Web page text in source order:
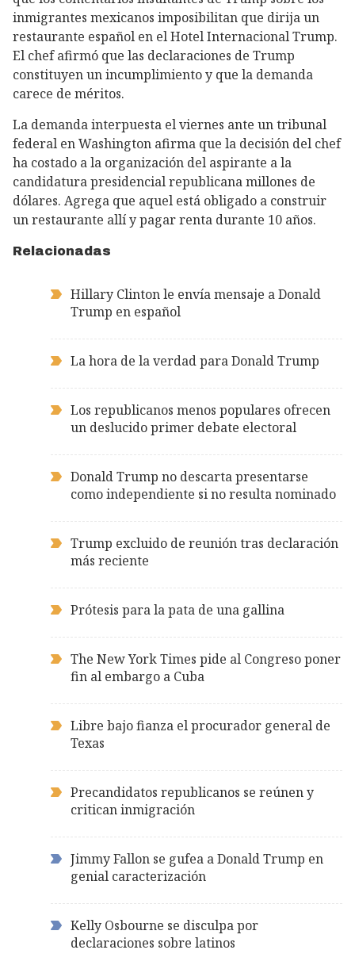
inmigrantes mexicanos imposibilitan que dirija un
restaurante español en el Hotel Internacional Trump.
El chef afirmó que las declaraciones de Trump
constituyen un incumplimiento y que la demanda
carece de méritos.
La demanda interpuesta el viernes ante un tribunal
federal en Washington afirma que la decisión del chef
ha costado a la organización del aspirante a la
candidatura presidencial republicana millones de
dólares. Agrega que aquel está obligado a construir
un restaurante allí y pagar renta durante 10 años.
Relacionadas
Hillary Clinton le envía mensaje a Donald
Trump en español
La hora de la verdad para Donald Trump
Los republicanos menos populares ofrecen
un deslucido primer debate electoral
Donald Trump no descarta presentarse
como independiente si no resulta nominado
Trump excluido de reunión tras declaración
más reciente
Prótesis para la pata de una gallina
The New York Times pide al Congreso poner
fin al embargo a Cuba
Libre bajo fianza el procurador general de
Texas
Precandidatos republicanos se reúnen y
critican inmigración
Jimmy Fallon se gufea a Donald Trump en
genial caracterización
Kelly Osbourne se disculpa por
declaraciones sobre latinos